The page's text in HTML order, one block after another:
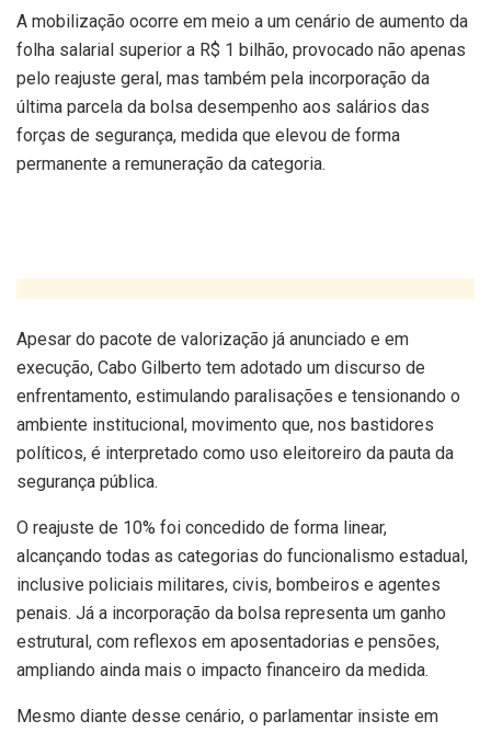
A mobilização ocorre em meio a um cenário de aumento da
folha salarial superior a R$ 1 bilhão, provocado não apenas
pelo reajuste geral, mas também pela incorporação da
última parcela da bolsa desempenho aos salários das
forças de segurança, medida que elevou de forma
permanente a remuneração da categoria.
Apesar do pacote de valorização já anunciado e em
execução, Cabo Gilberto tem adotado um discurso de
enfrentamento, estimulando paralisações e tensionando o
ambiente institucional, movimento que, nos bastidores
políticos, é interpretado como uso eleitoreiro da pauta da
segurança pública.
O reajuste de 10% foi concedido de forma linear,
alcançando todas as categorias do funcionalismo estadual,
inclusive policiais militares, civis, bombeiros e agentes
penais. Já a incorporação da bolsa representa um ganho
estrutural, com reflexos em aposentadorias e pensões,
ampliando ainda mais o impacto financeiro da medida.
Mesmo diante desse cenário, o parlamentar insiste em